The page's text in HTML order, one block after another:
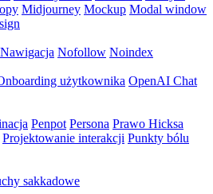
Midjourney Mockup Modal window
Nawigacja Nofollow Noindex
użytkownika OpenAI Chat
Penpot Persona Prawo Hicksa
Projektowanie interakcji Punkty bólu
sakkadowe